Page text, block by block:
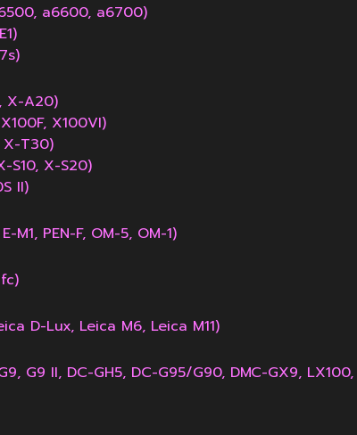
a6600, a6700)
X-A20)
, X100VI)
T30)
S10, X-S20)
II)
M1, PEN-F, OM-5, OM-1)
D-Lux, Leica M6, Leica M11)
, G9 II, DC-GH5, DC-G95/G90, DMC-GX9,